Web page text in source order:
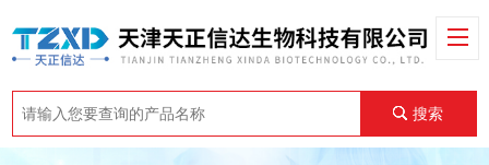
搜索